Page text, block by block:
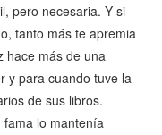
pero necesaria. Y si
tanto más te apremia
hace más de una
y para cuando tuve la
de sus libros.
lo mantenía